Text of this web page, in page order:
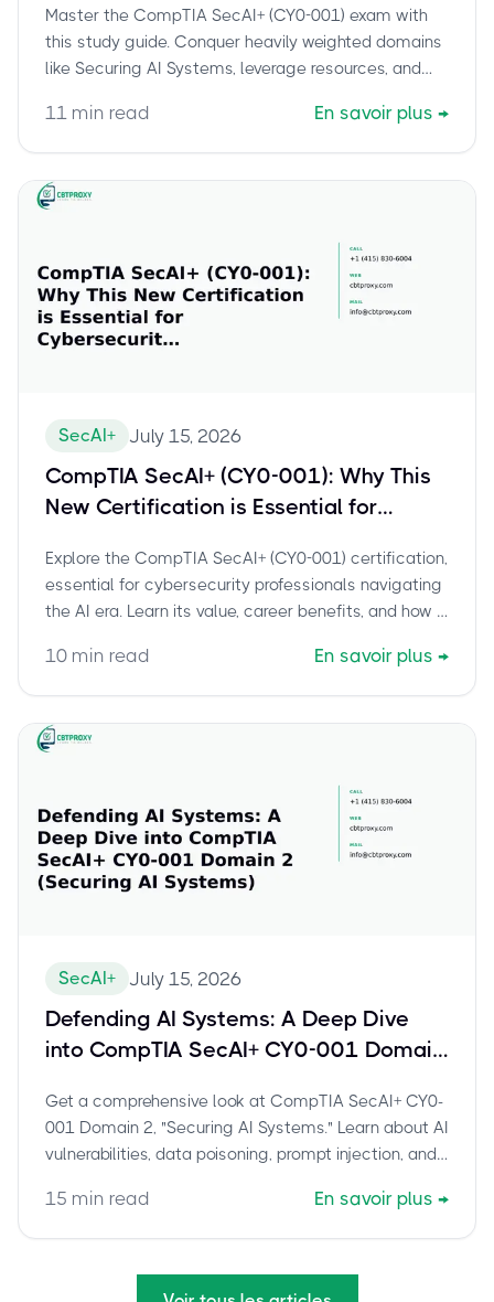
Domains
Master the CompTIA SecAI+ (CY0-001) exam with
this study guide. Conquer heavily weighted domains
like Securing AI Systems, leverage resources, and
11 min read En savoir plus →
SecAI+ July 15, 2026
CompTIA SecAI+ (CY0-001): Why This
New Certification is Essential for
Era
Explore the CompTIA SecAI+ (CY0-001) certification,
essential for cybersecurity professionals navigating
the AI era. Learn its value, career benefits, and how it
10 min read En savoir plus →
SecAI+ July 15, 2026
Defending AI Systems: A Deep Dive
into CompTIA SecAI+ CY0-001 Domain
Get a comprehensive look at CompTIA SecAI+ CY0-
001 Domain 2, "Securing AI Systems." Learn about AI
vulnerabilities, data poisoning, prompt injection, and
15 min read En savoir plus →